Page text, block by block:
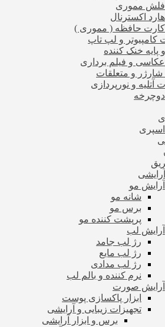
فلش مموری
هارد اکسترنال
کارت حافظه ( مموری )
کامپیوتر و لپ تاپ
پایه خنک کننده
عکاسی و فیلم برداری
شارژر و متعلقات
آتلیه و نورپردازی
دوچرخه
آرایش مو
شانه مو
برس مو
پرپشت کننده مو
آرایش لب
رژ لب جامد
رژ لب مایع
رژ لب مدادی
نرم کننده و بالم لب
آرایش صورت
ابزار پاکسازی پوست
تجهیزات زیبایی و آرایشی
برس و ابزار آرایشی